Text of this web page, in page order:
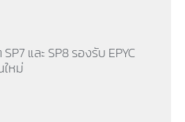
และ SP8 รองรับ EPYC
หม่